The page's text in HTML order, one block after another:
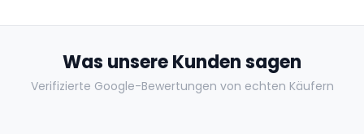
Was unsere Kunden sagen
Verifizierte Google-Bewertungen von echten Käufern